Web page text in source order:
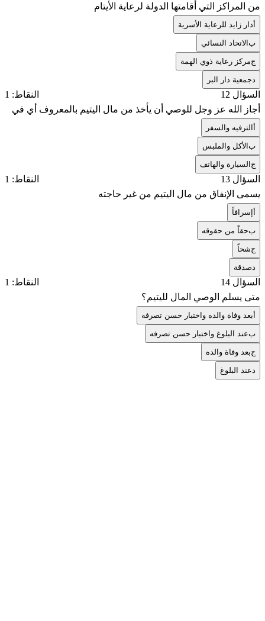
من المراكز التي أقامتها الدولة لرعاية الأيتام
دار زايد للرعاية الأسرية
بالاتحاد النسائي
جمركز رعاية ذوي الهمة
جمعية دار البر
السؤال 12
النقاط: 1
أجاز الله عز وجل للوصي أن يأخذ من مال اليتيم بالمعروف أي في
الترفيه والسفر
بالأكل والملبس
جالسيارة والهاتف
السؤال 13
النقاط: 1
يسمى الإنفاق من مال اليتيم من غير حاجته
إسرافاً
بحقاً من حقوقه
جشحاً
صدقة
السؤال 14
النقاط: 1
متى يسلم الوصي المال لليتيم؟
بعد وفاة والده واختبار حسن تصرفه
بعند البلوغ واختبار حسن تصرفه
جبعد وفاة والده
عند البلوغ